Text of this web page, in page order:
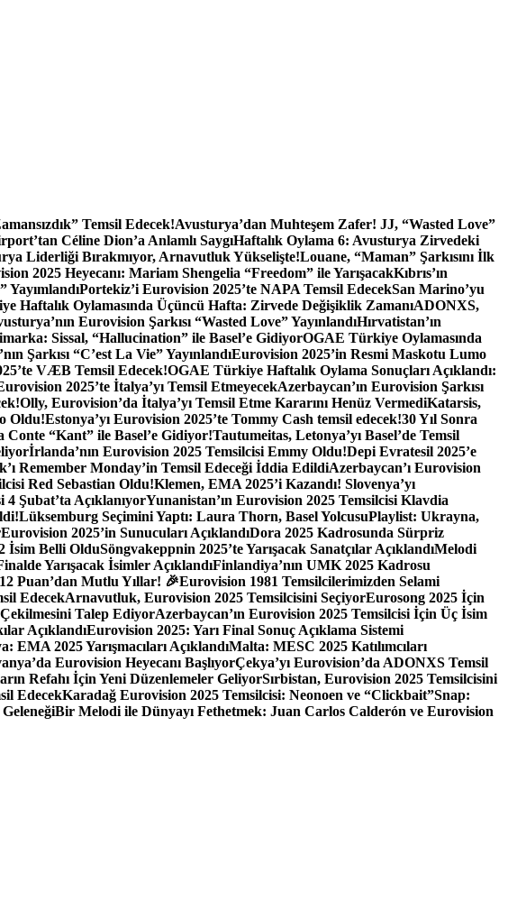
Temsil Edecek!Avusturya’dan Muhteşem Zafer! JJ, “Wasted Love”
Céline Dion’a Anlamlı SaygıHaftalık Oylama 6: Avusturya Zirvedeki
Liderliği Bırakmıyor, Arnavutluk Yükselişte!Louane, “Maman” Şarkısını İlk
2025 Heyecanı: Mariam Shengelia “Freedom” ile YarışacakKıbrıs’ın
YayımlandıPortekiz’i Eurovision 2025’te NAPA Temsil EdecekSan Marino’yu
Haftalık Oylamasında Üçüncü Hafta: Zirvede Değişiklik ZamanıADONXS,
Eurovision Şarkısı “Wasted Love” YayınlandıHırvatistan’ın
Sissal, “Hallucination” ile Basel’e GidiyorOGAE Türkiye Oylamasında
Şarkısı “C’est La Vie” YayınlandıEurovision 2025’in Resmi Maskotu Lumo
VÆB Temsil Edecek!OGAE Türkiye Haftalık Oylama Sonuçları Açıklandı:
2025’te İtalya’yı Temsil EtmeyecekAzerbaycan’ın Eurovision Şarkısı
Olly, Eurovision’da İtalya’yı Temsil Etme Kararını Henüz VermediKatarsis,
Oldu!Estonya’yı Eurovision 2025’te Tommy Cash temsil edecek!30 Yıl Sonra
“Kant” ile Basel’e Gidiyor!Tautumeitas, Letonya’yı Basel’de Temsil
İrlanda’nın Eurovision 2025 Temsilcisi Emmy Oldu!Depi Evratesil 2025’e
Remember Monday’in Temsil Edeceği İddia EdildiAzerbaycan’ı Eurovision
Red Sebastian Oldu!Klemen, EMA 2025’i Kazandı! Slovenya’yı
4 Şubat’ta AçıklanıyorYunanistan’ın Eurovision 2025 Temsilcisi Klavdia
Lüksemburg Seçimini Yaptı: Laura Thorn, Basel YolcusuPlaylist: Ukrayna,
Eurovision 2025’in Sunucuları AçıklandıDora 2025 Kadrosunda Sürpriz
İsim Belli OlduSöngvakeppnin 2025’te Yarışacak Sanatçılar AçıklandıMelodi
Yarışacak İsimler AçıklandıFinlandiya’nın UMK 2025 Kadrosu
12 Puan’dan Mutlu Yıllar! 🎉Eurovision 1981 Temsilcilerimizden Selami
EdecekArnavutluk, Eurovision 2025 Temsilcisini SeçiyorEurosong 2025 İçin
Talep EdiyorAzerbaycan’ın Eurovision 2025 Temsilcisi İçin Üç İsim
AçıklandıEurovision 2025: Yarı Final Sonuç Açıklama Sistemi
EMA 2025 Yarışmacıları AçıklandıMalta: MESC 2025 Katılımcıları
Eurovision Heyecanı BaşlıyorÇekya’yı Eurovision’da ADONXS Temsil
Refahı İçin Yeni Düzenlemeler GeliyorSırbistan, Eurovision 2025 Temsilcisini
EdecekKaradağ Eurovision 2025 Temsilcisi: Neonoen ve “Clickbait”Snap:
Bir Melodi ile Dünyayı Fethetmek: Juan Carlos Calderón ve Eurovision